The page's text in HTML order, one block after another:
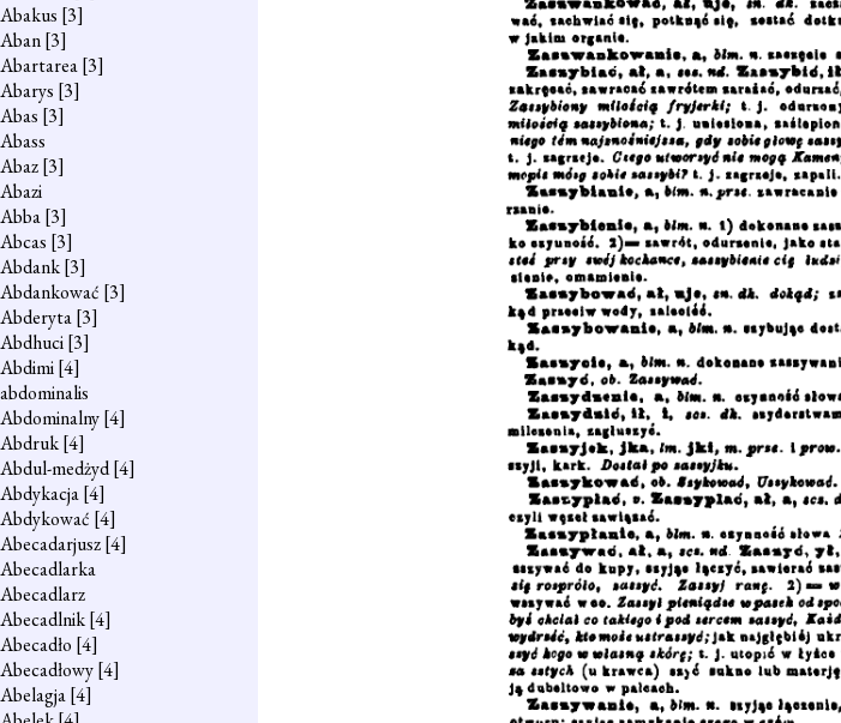
Abakus [3]
Aban[3]
Abartarea[3]
Abarys [3]
Abas [3]
Abass
Abaz[3]
Abazi
Abba[3]
Abcas [3]
Abdank[3]
Abdankować [3]
Abderyta[3]
Abdhuci[3]
Abdimi[4]
abdominalis
Abdominalny[4]
Abdruk[4]
Abdul-medżyd[4]
Abdykacja[4]
Abdykować [4]
Abecadarjusz[4]
Abecadlarka
Abecadlarz
Abecadlnik[4]
Abecadło [4]
Abecadłowy[4]
Abelagja[4]